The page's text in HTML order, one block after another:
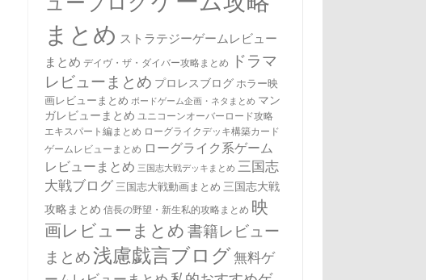
まとめ ストラテジーゲームレビュー
まとめ デイヴ・ザ・ダイバー攻略まとめ
ドラマ
レビューまとめ プロレスブログ ホラー映
画レビューまとめ ボードゲーム企画・ネタまとめ マン
ガレビューまとめ ユニコーンオーバーロード攻略
エキスパート編まとめ ローグライクデッキ構築カード
ゲームレビューまとめ ローグライク系ゲーム
レビューまとめ 三国志大戦デッキまとめ 三国志
大戦ブログ 三国志大戦動画まとめ 三国志大戦
攻略まとめ 信長の野望・新生私的攻略まとめ 映
画レビューまとめ 書籍レビュー
まとめ浅慮戯言ブログ無料ゲ